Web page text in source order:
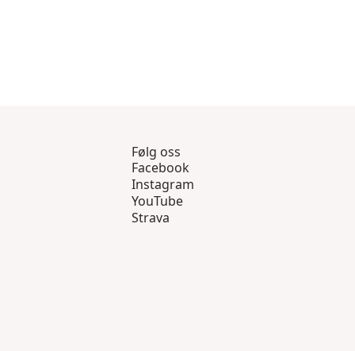
Følg oss
Facebook
Instagram
YouTube
Strava